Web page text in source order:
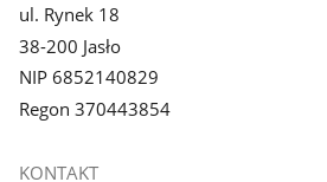
ul. Rynek 18
38-200 Jasło
NIP 6852140829
Regon 370443854
KONTAKT